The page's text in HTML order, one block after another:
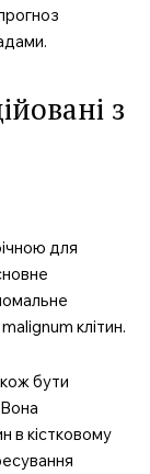
з
для
клітин.
бути
Вона
в кістковому